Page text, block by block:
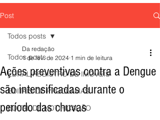
Post
Todos posts
EDITAL REGISTRO DE IMÓVEIS
EDITAIS DE PROCLAMAS
EDITAL DE NOTIFICAÇÃO
Todos posts
Ações preventivas contra a Dengue
são intensificadas durante o
período das chuvas
Da redação
1 de fev. de 2024 1 min de leitura